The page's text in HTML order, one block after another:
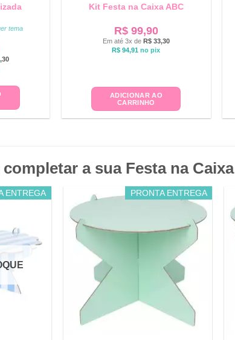
tema
Kit Festa na Caixa ABC
R$99,90
Em até 3x de R$33,30
R$ 94,91 no pix
ADICIONAR AO
CARRINHO
a sua Festa na Caixa
ENTREGA PRONTA ENTREGA